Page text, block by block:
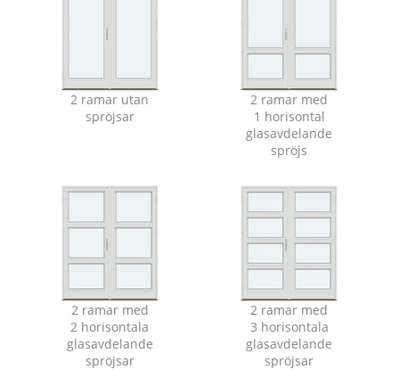
2 ramar utan
spröjsar
2 ramar med
1 horisontal
glasavdelande
spröjs
2 ramar med
2 horisontala
glasavdelande
spröjsar
2 ramar med
3 horisontala
glasavdelande
spröjsar